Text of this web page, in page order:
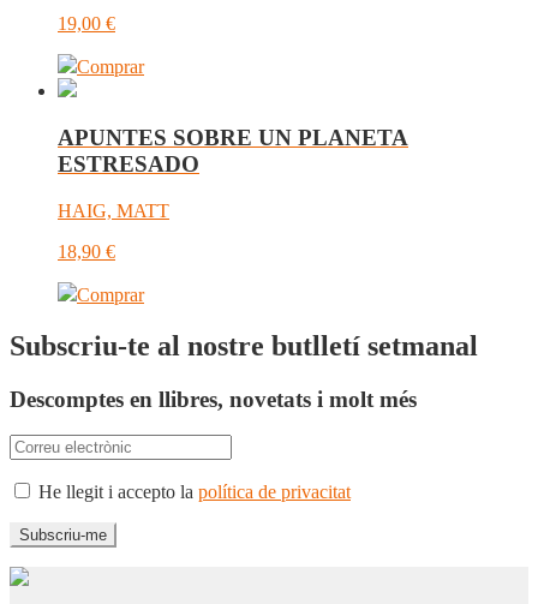
19,00 €
Comprar
APUNTES SOBRE UN PLANETA
ESTRESADO
HAIG, MATT
18,90 €
Comprar
Subscriu-te al nostre butlletí setmanal
Descomptes en llibres, novetats i molt més
He llegit i accepto la política de privacitat